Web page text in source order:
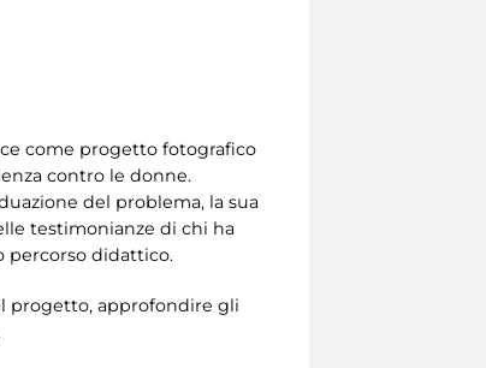
come progetto fotografico
contro le donne.
del problema, la sua
testimonianze di chi ha
percorso didattico.
progetto, approfondire gli